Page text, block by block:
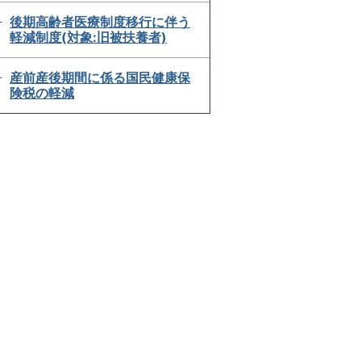
後期高齢者医療制度移行に伴う
軽減制度(対象:旧被扶養者)
産前産後期間に係る国民健康保
険税の軽減